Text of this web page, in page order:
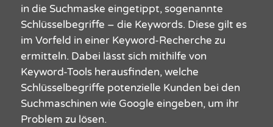
in die Suchmaske eingetippt, sogenannte
Schlüsselbegriffe – die Keywords. Diese gilt es
im Vorfeld in einer Keyword-Recherche zu
ermitteln. Dabei lässt sich mithilfe von
Keyword-Tools herausfinden, welche
Schlüsselbegriffe potenzielle Kunden bei den
Suchmaschinen wie Google eingeben, um ihr
Problem zu lösen.